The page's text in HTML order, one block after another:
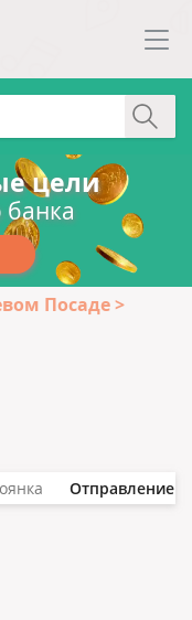
цели
банка
Посаде
Отправление